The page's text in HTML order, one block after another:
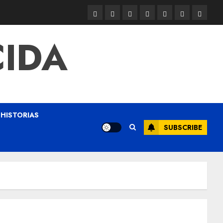
HISTORIAS
SUBSCRIBE